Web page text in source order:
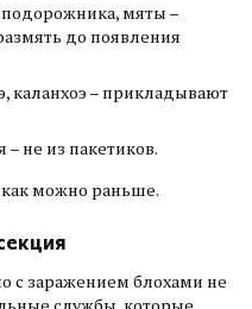
подорожника, мяты –
до появления
каланхоэ – прикладывают
не из пакетиков.
можно раньше.
с заражением блохами не